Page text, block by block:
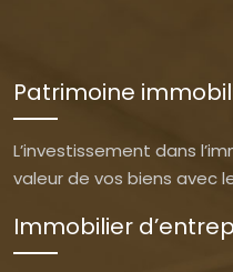
Patrimoine
L’investissement dans
valeur de vos biens avec
Immobilier